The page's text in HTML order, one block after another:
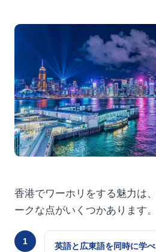
香港でワーホリをする魅力は
ークな点がいくつかあります。
1 英語と広東語を同時に学